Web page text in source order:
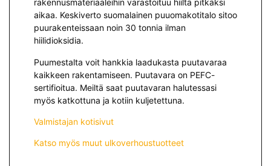
rakennusmateriaaleihin varastoituu hiiltä pitkäksi
aikaa. Keskiverto suomalainen puuomakotitalo sitoo
puurakenteissaan noin 30 tonnia ilman
hiilidioksidia.
Puumestalta voit hankkia laadukasta puutavaraa
kaikkeen rakentamiseen. Puutavara on PEFC-
sertifioitua. Meiltä saat puutavaran halutessasi
myös katkottuna ja kotiin kuljetettuna.
Valmistajan kotisivut
Katso myös muut ulkoverhoustuotteet